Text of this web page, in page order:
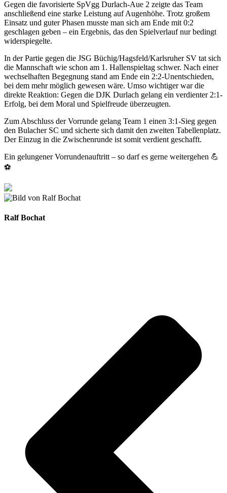
Gegen die favorisierte SpVgg Durlach-Aue 2 zeigte das Team
anschließend eine starke Leistung auf Augenhöhe. Trotz großem
Einsatz und guter Phasen musste man sich am Ende mit 0:2
geschlagen geben – ein Ergebnis, das den Spielverlauf nur bedingt
widerspiegelte.
In der Partie gegen die JSG Büchig/Hagsfeld/Karlsruher SV tat sich
die Mannschaft wie schon am 1. Hallenspieltag schwer. Nach einer
wechselhaften Begegnung stand am Ende ein 2:2-Unentschieden,
bei dem mehr möglich gewesen wäre. Umso wichtiger war die
direkte Reaktion: Gegen die DJK Durlach gelang ein verdienter 2:1-
Erfolg, bei dem Moral und Spielfreude überzeugten.
Zum Abschluss der Vorrunde gelang Team 1 einen 3:1-Sieg gegen
den Bulacher SC und sicherte sich damit den zweiten Tabellenplatz.
Der Einzug in die Zwischenrunde ist somit verdient geschafft.
Ein gelungener Vorrundenauftritt – so darf es gerne weitergehen 💪
⚽
Ralf Bochat